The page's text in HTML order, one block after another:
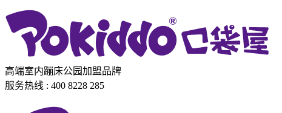
高端室内蹦床公园加盟品牌
服务热线 : 400 8228 285